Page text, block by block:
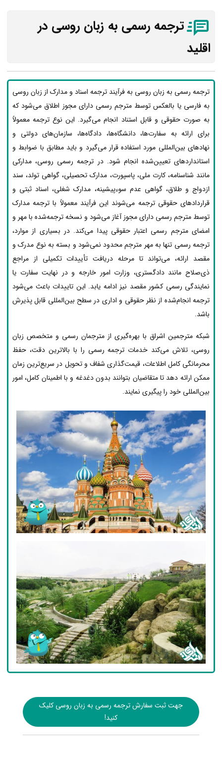
ترجمه رسمی به زبان روسی در
اقلید
ترجمه رسمی به زبان روسی به فرآیند ترجمه اسناد و مدارک از زبان روسی
به فارسی یا بالعکس توسط مترجم رسمی دارای مجوز اطلاق می‌شود که
به صورت حقوقی و قابل استناد انجام می‌گیرد. این نوع ترجمه معمولاً
برای ارائه به سفارت‌ها، دانشگاه‌ها، دادگاه‌ها، سازمان‌های دولتی و
نهادهای بین‌المللی مورد استفاده قرار می‌گیرد و باید مطابق با ضوابط و
استانداردهای تعیین‌شده انجام شود. در ترجمه رسمی روسی، مدارکی
مانند شناسنامه، کارت ملی، پاسپورت، مدارک تحصیلی، گواهی تولد، سند
ازدواج و طلاق، گواهی عدم سوءپیشینه، مدارک شغلی، اسناد ثبتی و
قراردادهای حقوقی ترجمه می‌شوند این فرآیند معمولاً با ترجمه مدارک
توسط مترجم رسمی دارای مجوز آغاز می‌شود و نسخه ترجمه‌شده با مهر و
امضای مترجم رسمی اعتبار حقوقی پیدا می‌کند. در بسیاری از موارد،
ترجمه رسمی تنها به مهر مترجم محدود نمی‌شود و بسته به نوع مدرک و
مقصد ارائه، می‌تواند تا مرحله دریافت تأییدات تکمیلی از مراجع
ذی‌صلاح مانند دادگستری، وزارت امور خارجه و در نهایت سفارت یا
نمایندگی رسمی کشور مقصد نیز ادامه یابد. این تاییدات باعث می‌شود
ترجمه انجام‌شده از نظر حقوقی و اداری در سطح بین‌المللی قابل پذیرش
باشد.
شبکه مترجمین اشراق با بهره‌گیری از مترجمان رسمی و متخصص زبان
روسی، تلاش می‌کند خدمات ترجمه رسمی را با بالاترین دقت، حفظ
محرمانگی کامل اطلاعات، قیمت‌گذاری شفاف و تحویل در سریع‌ترین زمان
ممکن ارائه دهد تا متقاضیان بتوانند بدون دغدغه و با اطمینان کامل، امور
بین‌المللی خود را پیگیری نمایند.
جهت ثبت سفارش ترجمه رسمی به زبان روسی کلیک
کنید!